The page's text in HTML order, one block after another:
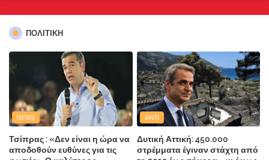
ΠΟΛΙΤΙΚΗ
NEWS
Τσίπρας : «Δεν είναι η ώρα να
αποδοθούν ευθύνες για τις
ANTI
Δυτική Αττική: 450.000
στρέμματα έγιναν στάχτη από